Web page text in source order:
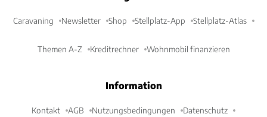
Caravaning Newsletter Shop Stellplatz-App Stellplatz-Atlas
Themen A-Z Kreditrechner Wohnmobil finanzieren
Information
Kontakt AGB Nutzungsbedingungen Datenschutz